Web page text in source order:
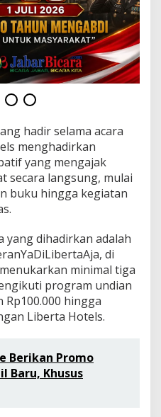
hadir selama acara
menghadirkan
yang mengajak
secara langsung, mulai
buku hingga kegiatan
yang dihadirkan adalah
di
minimal tiga
program undian
hingga
Liberta Hotels.
Berikan Promo
Baru, Khusus